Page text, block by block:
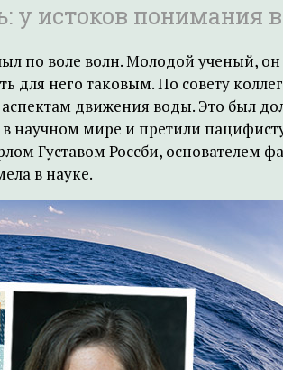
у истоков понимания
по воле волн. Молодой ученый,
для него таковым. По совету
движения воды. Это был
мире и претили
Густавом Россби, основателем
в науке.